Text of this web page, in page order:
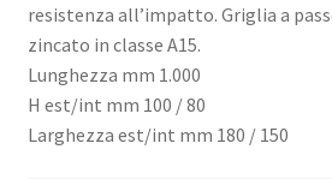
resistenza all’impatto. Griglia a
zincato in classe A15.
Lunghezza mm 1.000
H est/int mm 100 / 80
Larghezza est/int mm 180 / 150